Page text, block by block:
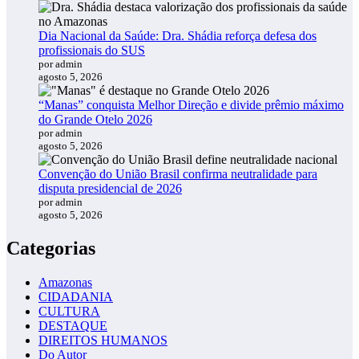
Dia Nacional da Saúde: Dra. Shádia reforça defesa dos
profissionais do SUS
por admin
agosto 5, 2026
“Manas” conquista Melhor Direção e divide prêmio máximo
do Grande Otelo 2026
por admin
agosto 5, 2026
Convenção do União Brasil confirma neutralidade para
disputa presidencial de 2026
por admin
agosto 5, 2026
Categorias
Amazonas
CIDADANIA
CULTURA
DESTAQUE
DIREITOS HUMANOS
Do Autor